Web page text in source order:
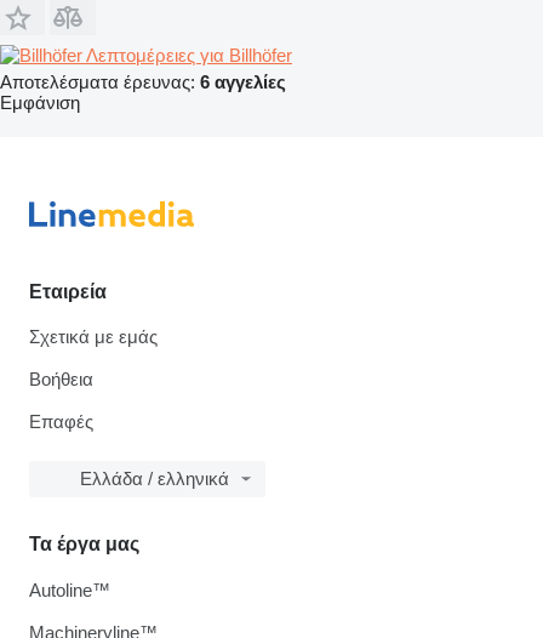
Λεπτομέρειες για Billhöfer
Αποτελέσματα έρευνας: 6 αγγελίες
Εμφάνιση
Εταιρεία
Σχετικά με εμάς
Βοήθεια
Επαφές
Ελλάδα / ελληνικά
Τα έργα μας
Autoline™
Machineryline™